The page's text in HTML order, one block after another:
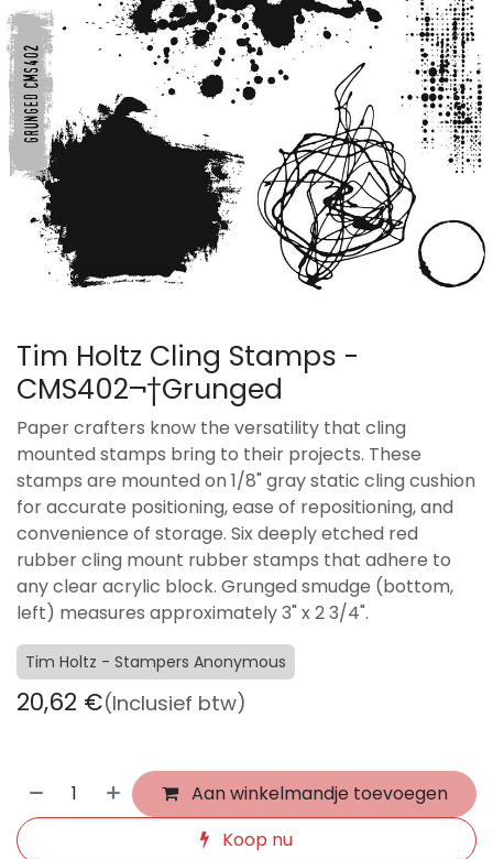
Tim Holtz Cling Stamps -
CMS402¬†Grunged
Paper crafters know the versatility that cling
mounted stamps bring to their projects. These
stamps are mounted on 1/8" gray static cling cushion
for accurate positioning, ease of repositioning, and
convenience of storage. Six deeply etched red
rubber cling mount rubber stamps that adhere to
any clear acrylic block. Grunged smudge (bottom,
left) measures approximately 3" x 2 3/4".
Tim Holtz - Stampers Anonymous
20,62 €(Inclusief btw)
Aan winkelmandje toevoegen
Koop nu